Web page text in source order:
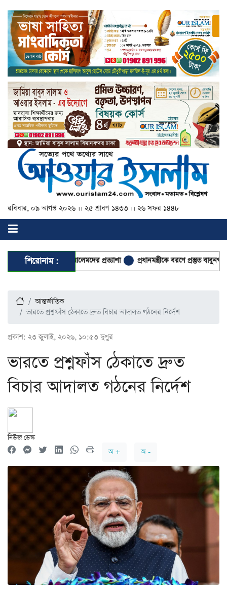
রবিবার, ০৯ আগস্ট ২০২৬ ।। ২৫ শ্রাবণ ১৪৩৩ ।। ২৬ সফর ১৪৪৮
শিরোনাম :
আগমন ঘিরে আলেমদের প্রত্যাশা প্রধানমন্ত্রীকে বরণে প্রস্তুত বাবুনগর
আন্তর্জাতিক
ভারতে প্রশ্নফাঁস ঠেকাতে দ্রুত বিচার আদালত গঠনের নির্দেশ
প্রকাশ: ২৩ জুলাই, ২০২৬, ১০:৫৩ দুপুর
ভারতে প্রশ্নফাঁস ঠেকাতে দ্রুত
বিচার আদালত গঠনের নির্দেশ
নিউজ ডেস্ক
অ +
অ -